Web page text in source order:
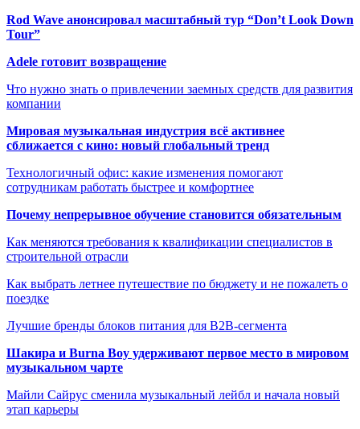
Rod Wave анонсировал масштабный тур “Don’t Look Down
Tour”
Adele готовит возвращение
Что нужно знать о привлечении заемных средств для развития
компании
Мировая музыкальная индустрия всё активнее
сближается с кино: новый глобальный тренд
Технологичный офис: какие изменения помогают
сотрудникам работать быстрее и комфортнее
Почему непрерывное обучение становится обязательным
Как меняются требования к квалификации специалистов в
строительной отрасли
Как выбрать летнее путешествие по бюджету и не пожалеть о
поездке
Лучшие бренды блоков питания для B2B-сегмента
Шакира и Burna Boy удерживают первое место в мировом
музыкальном чарте
Майли Сайрус сменила музыкальный лейбл и начала новый
этап карьеры